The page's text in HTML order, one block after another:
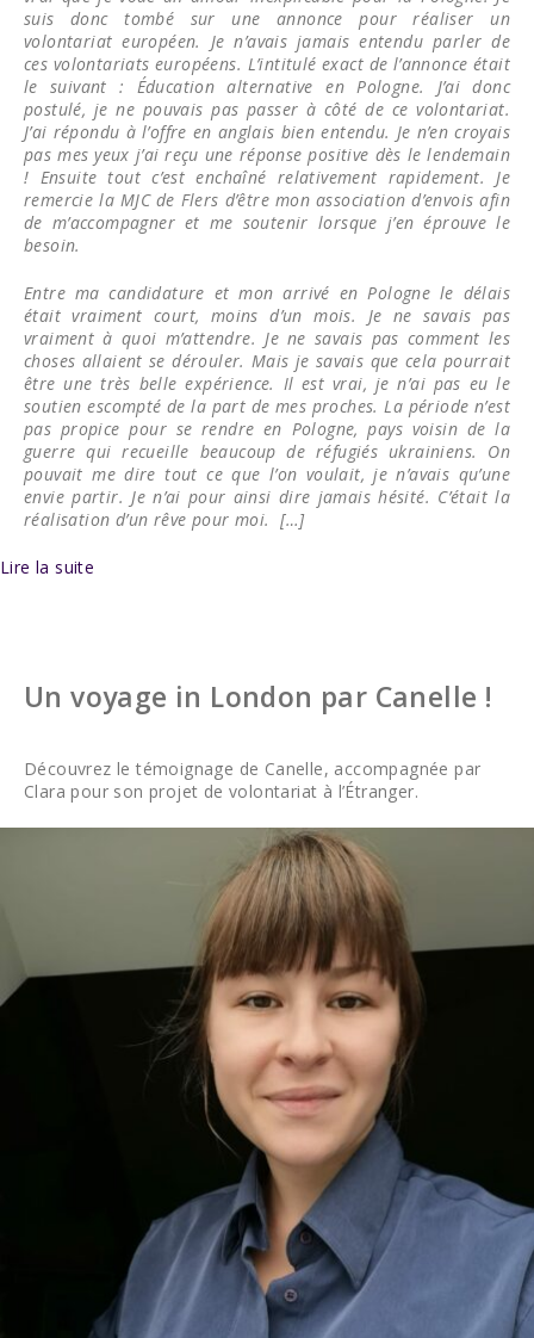
suis donc tombé sur une annonce pour réaliser un
volontariat européen. Je n’avais jamais entendu parler de
ces volontariats européens. L’intitulé exact de l’annonce était
le suivant : Éducation alternative en Pologne. J’ai donc
postulé, je ne pouvais pas passer à côté de ce volontariat.
J’ai répondu à l’offre en anglais bien entendu. Je n’en croyais
pas mes yeux j’ai reçu une réponse positive dès le lendemain
! Ensuite tout c’est enchaîné relativement rapidement. Je
remercie la MJC de Flers d’être mon association d’envois afin
de m’accompagner et me soutenir lorsque j’en éprouve le
besoin.
Entre ma candidature et mon arrivé en Pologne le délais
était vraiment court, moins d’un mois. Je ne savais pas
vraiment à quoi m’attendre. Je ne savais pas comment les
choses allaient se dérouler. Mais je savais que cela pourrait
être une très belle expérience. Il est vrai, je n’ai pas eu le
soutien escompté de la part de mes proches. La période n’est
pas propice pour se rendre en Pologne, pays voisin de la
guerre qui recueille beaucoup de réfugiés ukrainiens. On
pouvait me dire tout ce que l’on voulait, je n’avais qu’une
envie partir. Je n’ai pour ainsi dire jamais hésité. C’était la
réalisation d’un rêve pour moi. […]
Lire la suite
Un voyage in London par Canelle !
Découvrez le témoignage de Canelle, accompagnée par
Clara pour son projet de volontariat à l’Étranger.